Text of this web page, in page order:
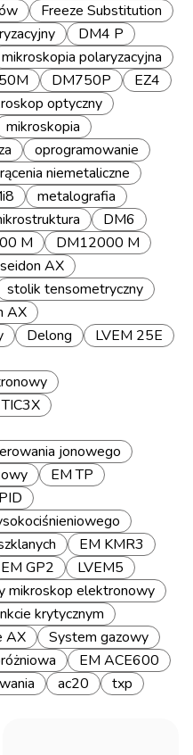
Freeze Substitution
DM4 P
mikroskopia polaryzacyjna
DM750P
EZ4
optyczny
mikroskopia
oprogramowanie
niemetaliczne
metalografia
DM6
M
DM12000 M
AX
stolik tensometryczny
AX
Delong
LVEM 25E
jonowego
EM TP
EM KMR3
EM GP2
LVEM5
mikroskop elektronowy
krytycznym
AX
System gazowy
EM ACE600
ac20
txp